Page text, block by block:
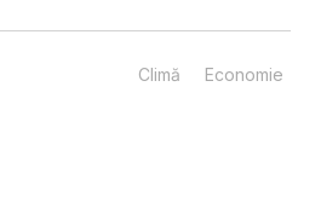
Climă Economie